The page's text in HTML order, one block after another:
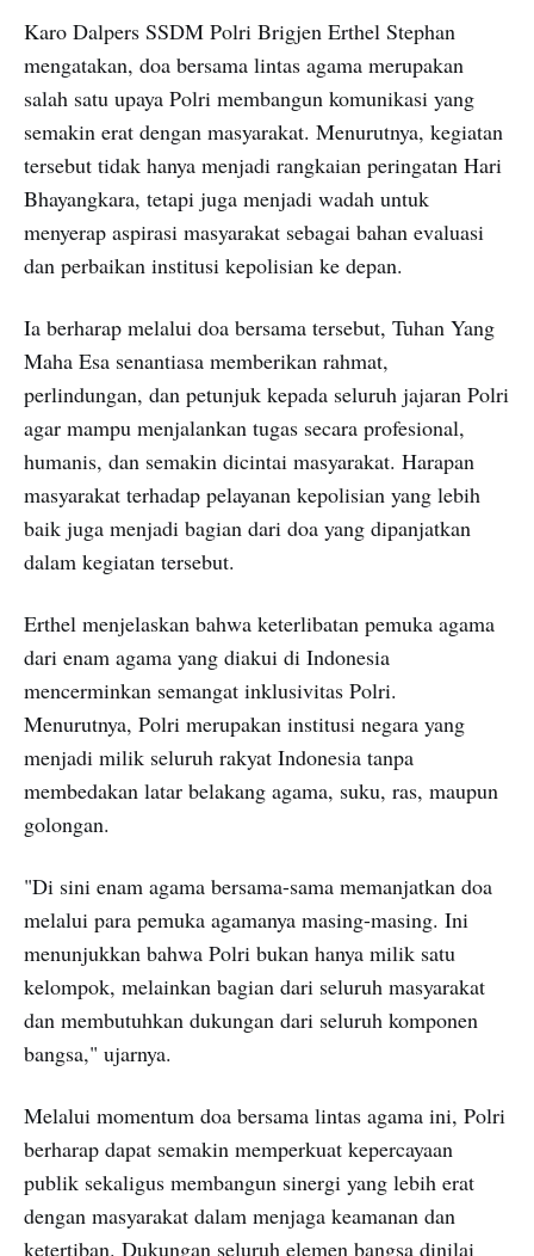
Karo Dalpers SSDM Polri Brigjen Erthel Stephan
mengatakan, doa bersama lintas agama merupakan
salah satu upaya Polri membangun komunikasi yang
semakin erat dengan masyarakat. Menurutnya, kegiatan
tersebut tidak hanya menjadi rangkaian peringatan Hari
Bhayangkara, tetapi juga menjadi wadah untuk
menyerap aspirasi masyarakat sebagai bahan evaluasi
dan perbaikan institusi kepolisian ke depan.
Ia berharap melalui doa bersama tersebut, Tuhan Yang
Maha Esa senantiasa memberikan rahmat,
perlindungan, dan petunjuk kepada seluruh jajaran Polri
agar mampu menjalankan tugas secara profesional,
humanis, dan semakin dicintai masyarakat. Harapan
masyarakat terhadap pelayanan kepolisian yang lebih
baik juga menjadi bagian dari doa yang dipanjatkan
dalam kegiatan tersebut.
Erthel menjelaskan bahwa keterlibatan pemuka agama
dari enam agama yang diakui di Indonesia
mencerminkan semangat inklusivitas Polri.
Menurutnya, Polri merupakan institusi negara yang
menjadi milik seluruh rakyat Indonesia tanpa
membedakan latar belakang agama, suku, ras, maupun
golongan.
"Di sini enam agama bersama-sama memanjatkan doa
melalui para pemuka agamanya masing-masing. Ini
menunjukkan bahwa Polri bukan hanya milik satu
kelompok, melainkan bagian dari seluruh masyarakat
dan membutuhkan dukungan dari seluruh komponen
bangsa," ujarnya.
Melalui momentum doa bersama lintas agama ini, Polri
berharap dapat semakin memperkuat kepercayaan
publik sekaligus membangun sinergi yang lebih erat
dengan masyarakat dalam menjaga keamanan dan
ketertiban. Dukungan seluruh elemen bangsa dinilai